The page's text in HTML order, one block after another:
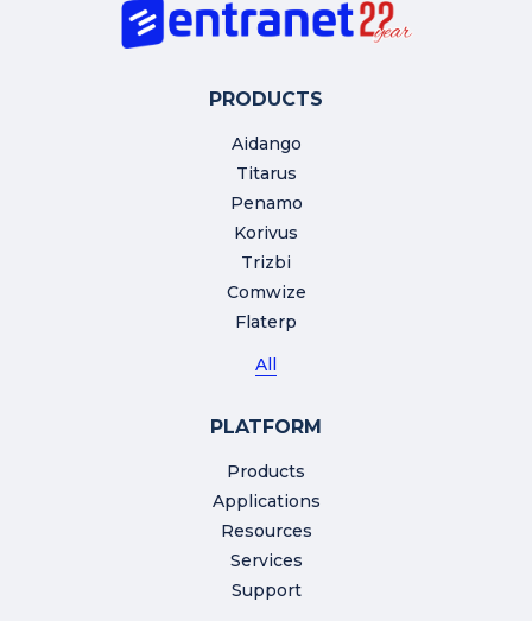
PRODUCTS
Aidango
Titarus
Penamo
Korivus
Trizbi
Comwize
Flaterp
All
PLATFORM
Products
Applications
Resources
Services
Support